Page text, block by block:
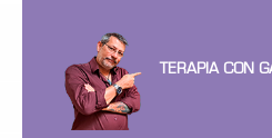
TERAPIA CON